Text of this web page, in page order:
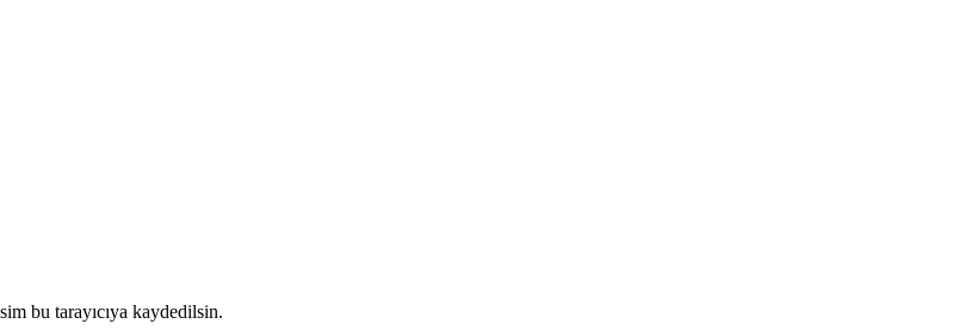
bu tarayıcıya kaydedilsin.